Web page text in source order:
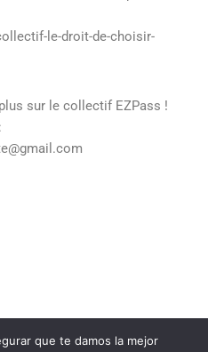
le-droit-de-choisir-
sur le collectif EZPass !
que te damos la mejor